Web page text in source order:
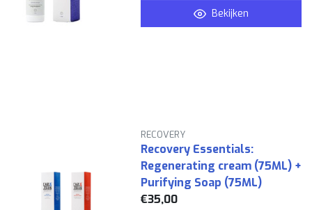
Bekijken
RECOVERY
Recovery Essentials:
Regenerating cream (75ML) +
Purifying Soap (75ML)
€35,00